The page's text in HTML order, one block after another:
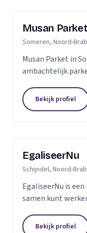
Musan Parket
Someren, Noord-
Musan Parket in
ambachtelijk
het adres bij
bestaande...
Bekijk profiel
EgaliseerNu
Schijndel, Noord-
EgaliseerNu is
samen kunt
uitziet.Bekijk profiel